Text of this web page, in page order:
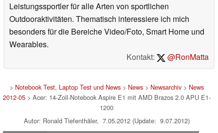
Leistungssportler für alle Arten von sportlichen
Outdooraktivitäten. Thematisch interessiere ich mich
besonders für die Bereiche Video/Foto, Smart Home und
Wearables.
Kontakt:
@RonMatta
> Notebook Test, Laptop Test und News> News> Newsarchiv> News
2012-05> Acer: 14-Zoll-Notebook Aspire E1 mit AMD Brazos 2.0 APU E1-
1200
Autor: Ronald Tiefenthäler, 7.05.2012 (Update: 9.07.2012)